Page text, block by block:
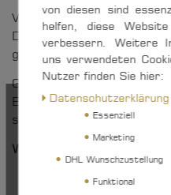
Vielseitig einsetzbarer
Draht oder Tauwerk, der
geringes Gewicht
Gehäuse und
Edelstahl Rostfrei
schwarzem, UV-
Weitere Vorteile auf einen
»Made in
von diesen sind
helfen, diese
verbessern. Weitere
uns verwendeten
Nutzer finden Sie hier:
Daten­schutz­erklärung
Essenziell
Marketing
DHL Wunschzustellung
Funktional